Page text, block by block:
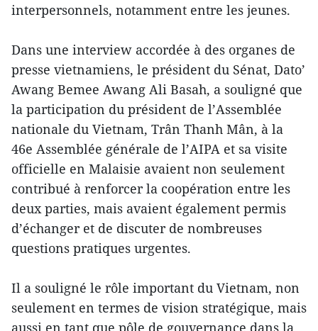
interpersonnels, notamment entre les jeunes.
Dans une interview accordée à des organes de
presse vietnamiens, le président du Sénat, Dato’
Awang Bemee Awang Ali Basah, a souligné que
la participation du président de l’Assemblée
nationale du Vietnam, Trân Thanh Mân, à la
46e Assemblée générale de l’AIPA et sa visite
officielle en Malaisie avaient non seulement
contribué à renforcer la coopération entre les
deux parties, mais avaient également permis
d’échanger et de discuter de nombreuses
questions pratiques urgentes.
Il a souligné le rôle important du Vietnam, non
seulement en termes de vision stratégique, mais